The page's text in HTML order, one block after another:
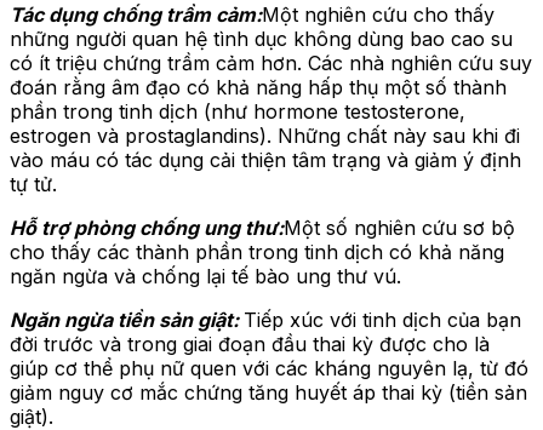
Tác dụng chống trầm cảm:Một nghiên cứu cho thấy
những người quan hệ tình dục không dùng bao cao su
có ít triệu chứng trầm cảm hơn. Các nhà nghiên cứu suy
đoán rằng âm đạo có khả năng hấp thụ một số thành
phần trong tinh dịch (như hormone testosterone,
estrogen và prostaglandins). Những chất này sau khi đi
vào máu có tác dụng cải thiện tâm trạng và giảm ý định
tự tử.
Hỗ trợ phòng chống ung thư:Một số nghiên cứu sơ bộ
cho thấy các thành phần trong tinh dịch có khả năng
ngăn ngừa và chống lại tế bào ung thư vú.
Ngăn ngừa tiền sản giật: Tiếp xúc với tinh dịch của bạn
đời trước và trong giai đoạn đầu thai kỳ được cho là
giúp cơ thể phụ nữ quen với các kháng nguyên lạ, từ đó
giảm nguy cơ mắc chứng tăng huyết áp thai kỳ (tiền sản
giật).